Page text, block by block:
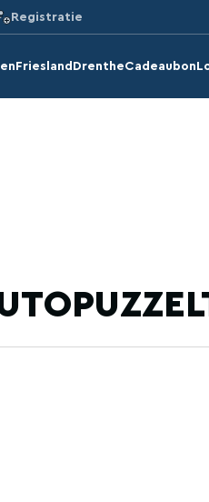
Registratie
Friesland DrentheCadeaubon